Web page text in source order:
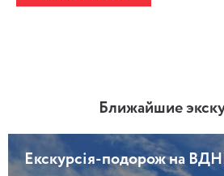
Ближайшие
Екскурсія-подорож на